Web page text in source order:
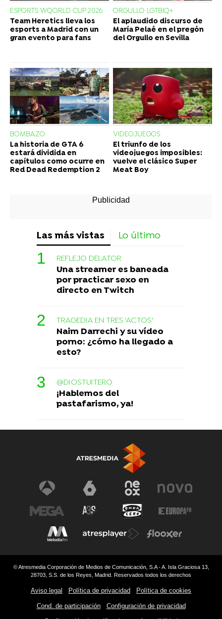
ESPORTS WQORLD CUP 2026
Team Heretics lleva los
esports a Madrid con un
gran evento para fans
ORGULLO LGTBIQ+
El aplaudido discurso de
María Pelaé en el pregón
del Orgullo en Sevilla
BOMBAZO
La historia de GTA 6
estará dividida en
capítulos como ocurre en
Red Dead Redemption 2
VIDEOJUEGOS
El triunfo de los
videojuegos imposibles:
vuelve el clásico Super
Meat Boy
Las más vistas Lo último
REFLEJO DELATOR
Una streamer es baneada
por practicar sexo en
directo en Twitch
TRAGEDIA EN TRES 'ACTOS'
Naim Darrechi y su vídeo
porno: ¿cómo ha llegado a
esto?
@DIOSTUITERO
¡Hablemos del
pastafarismo, ya!
© Atresmedia Corporación de Medios de Comunicación, S.A - A. Isla Graciosa 13,
28703, S.S. de los Reyes, Madrid. Reservados todos los derechos
Aviso legal Política de privacidad Política de cookies
Cond. de participación Configuración de privacidad